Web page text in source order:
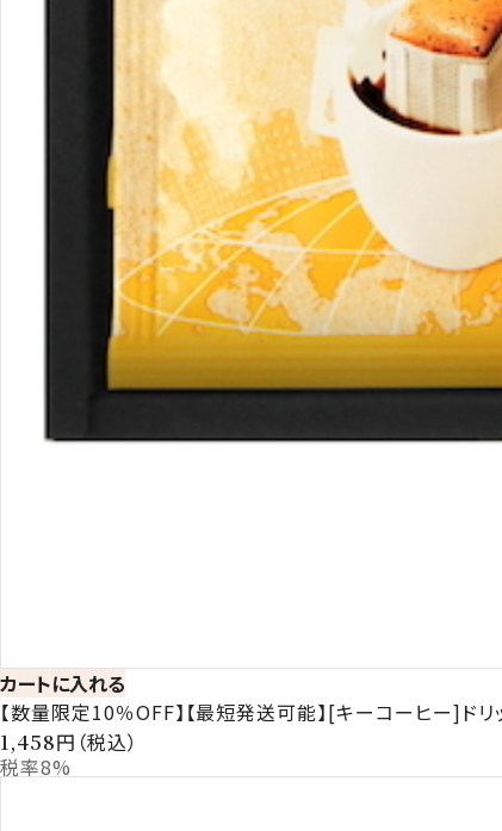
カートに入れる
【数量限定10％OFF】【最短発送可能】[キーコーヒー]ド
1,458円（税込）
税率8%